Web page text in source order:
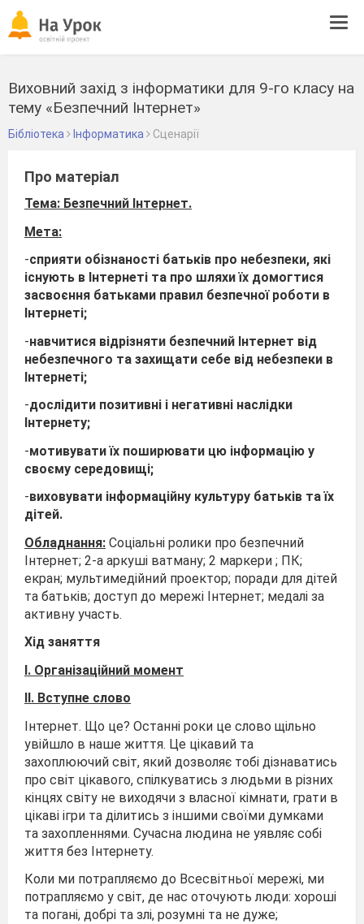
Виховний захід з інформатики для 9-го класу на
тему «Безпечний Інтернет»
Бібліотека Інформатика Сценарії
Про матеріал
Тема: Безпечний Інтернет.
Мета:
-сприяти обізнаності батьків про небезпеки, які
існують в Інтернеті та про шляхи їх домогтися
засвоєння батьками правил безпечної роботи в
Інтернеті;
-навчитися відрізняти безпечний Інтернет від
небезпечного та захищати себе від небезпеки в
Інтернеті;
-дослідити позитивні і негативні наслідки
Інтернету;
-мотивувати їх поширювати цю інформацію у
своєму середовищі;
-виховувати інформаційну культуру батьків та їх
дітей.
Обладнання: Соціальні ролики про безпечний
Інтернет; 2-а аркуші ватману; 2 маркери ; ПК;
екран; мультимедійний проектор; поради для дітей
та батьків; доступ до мережі Інтернет; медалі за
активну участь.
Хід заняття
І. Організаційний момент
ІІ. Вступне слово
Інтернет. Що це? Останні роки це слово щільно
увійшло в наше життя. Це цікавий та
захоплюючий світ, який дозволяє тобі дізнаватись
про світ цікавого, спілкуватись з людьми в різних
кінцях світу не виходячи з власної кімнати, грати в
цікаві ігри та ділитись з іншими своїми думками
та захопленнями. Сучасна людина не уявляє собі
життя без Інтернету.
Коли ми потрапляємо до Всесвітньої мережі, ми
потрапляємо у світ, де нас оточують люди: хороші
та погані, добрі та злі, розумні та не дуже;